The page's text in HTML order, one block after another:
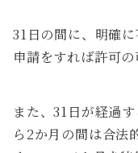
31日の間に、明確
申請をすれば許可の
また、31日が経過
ら2か月の間は合法